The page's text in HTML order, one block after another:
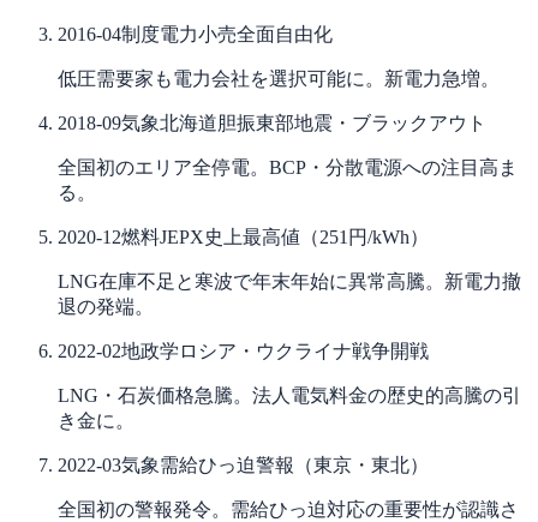
2016-04制度電力小売全面自由化
低圧需要家も電力会社を選択可能に。新電力急増。
2018-09気象北海道胆振東部地震・ブラックアウト
全国初のエリア全停電。BCP・分散電源への注目高ま
る。
2020-12燃料JEPX史上最高値（251円/kWh）
LNG在庫不足と寒波で年末年始に異常高騰。新電力撤
退の発端。
2022-02地政学 ロシア・ウクライナ戦争開戦
LNG・石炭価格急騰。法人電気料金の歴史的高騰の引
き金に。
2022-03気象需給ひっ迫警報（東京・東北）
全国初の警報発令。需給ひっ迫対応の重要性が認識さ